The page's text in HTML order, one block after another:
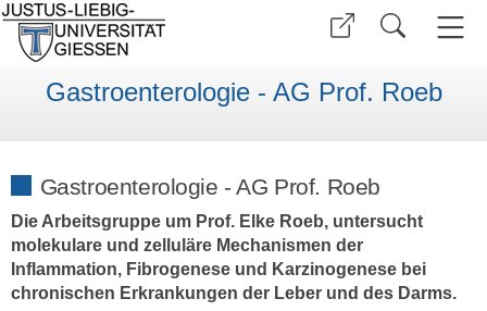
Gastroenterologie - AG Prof. Roeb
Gastroenterologie - AG Prof. Roeb
Die Arbeitsgruppe um Prof. Elke Roeb, untersucht
molekulare und zelluläre Mechanismen der
Inflammation, Fibrogenese und Karzinogenese bei
chronischen Erkrankungen der Leber und des Darms.